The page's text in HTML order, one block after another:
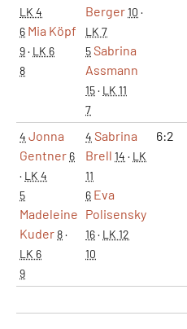
LK 4
6 Mia Köpf
9· LK 6
8
Berger10 ·
LK 7
5Sabrina
Assmann
15· LK 11
7
4 Jonna
Gentner 6
· LK 4
5
Madeleine
Kuder8·
LK 6
9
4 Sabrina
Brell 14 · LK
11
6 Eva
Polisensky
16· LK 12
10
6:2